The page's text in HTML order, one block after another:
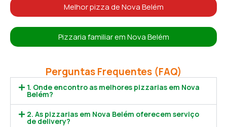
Melhor pizza de Nova Belém
Pizzaria familiar em Nova Belém
Perguntas Frequentes (FAQ)
1. Onde encontro as melhores pizzarias em Nova
Belém?
2. As pizzarias em Nova Belém oferecem serviço
de delivery?